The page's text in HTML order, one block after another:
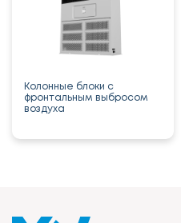
Колонные блоки с
фронтальным выбросом
воздуха